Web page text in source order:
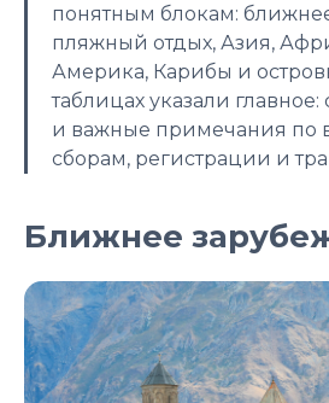
понятным блокам:
пляжный отдых, Азия,
Америка, Карибы и
таблицах указали
и важные примечания по
сборам, регистрации и
Ближнее